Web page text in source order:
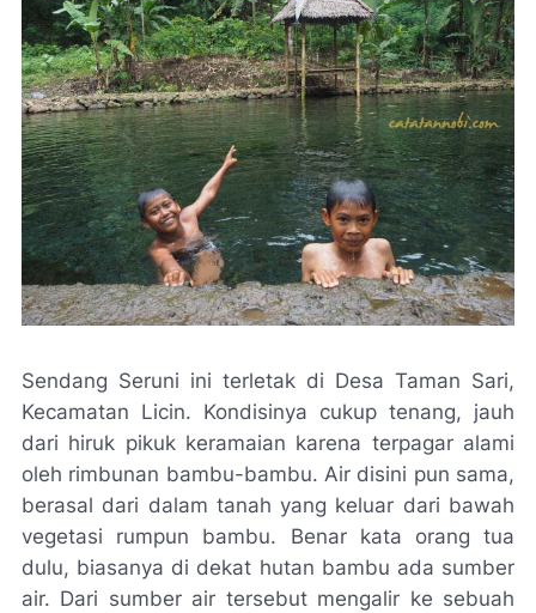
Sendang Seruni ini terletak di Desa Taman Sari,
Kecamatan Licin. Kondisinya cukup tenang, jauh
dari hiruk pikuk keramaian karena terpagar alami
oleh rimbunan bambu-bambu. Air disini pun sama,
berasal dari dalam tanah yang keluar dari bawah
vegetasi rumpun bambu. Benar kata orang tua
dulu, biasanya di dekat hutan bambu ada sumber
air. Dari sumber air tersebut mengalir ke sebuah